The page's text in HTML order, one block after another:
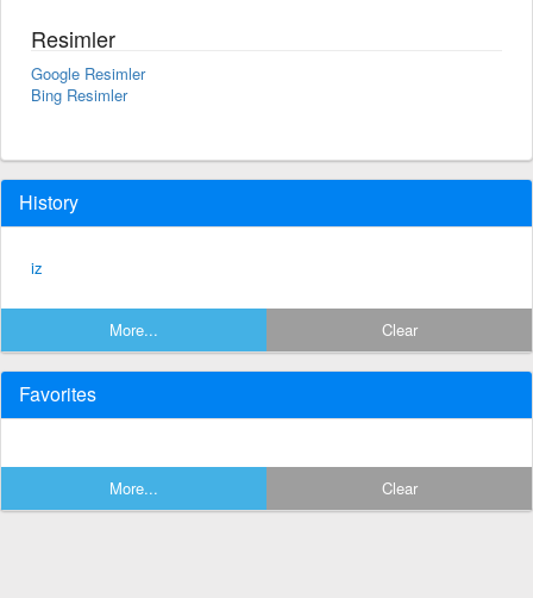
Resimler
Google Resimler
Bing Resimler
History
iz
More... Clear
Favorites
More... Clear